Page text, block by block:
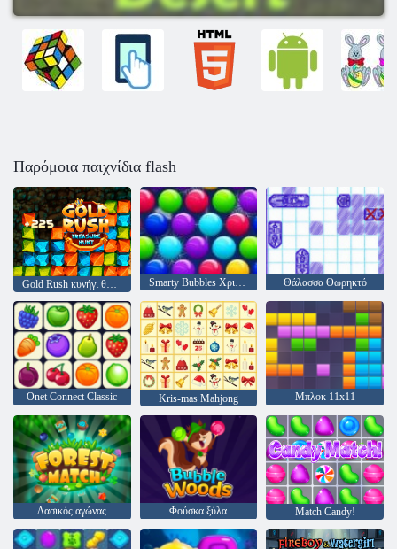
Παρόμοια παιχνίδια flash
Gold Rush κυνήγι θησαυρού Smarty Bubbles Χριστούγεννα Edition Θάλασσα Θωρηκτό
Onet Connect Classic Kris-mas Mahjong Μπλοκ 11x11
Δασικός αγώνας Φούσκα ξύλα Match Candy!